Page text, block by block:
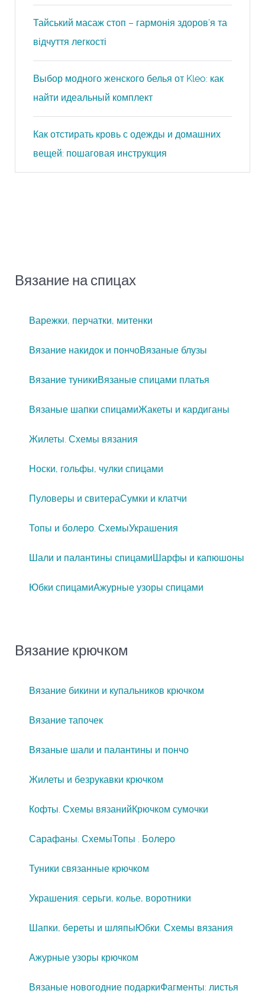
Тайський масаж стоп – гармонія здоров’я та
відчуття легкості
Выбор модного женского белья от Kleo: как
найти идеальный комплект
Как отстирать кровь с одежды и домашних
вещей: пошаговая инструкция
Вязание на спицах
Варежки, перчатки, митенки
Вязание накидок и пончоВязаные блузы
Вязание туникиВязаные спицами платья
Вязаные шапки спицамиЖакеты и кардиганы
Жилеты. Схемы вязания
Носки, гольфы, чулки спицами
Пуловеры и свитераСумки и клатчи
Топы и болеро. СхемыУкрашения
Шали и палантины спицамиШарфы и капюшоны
Юбки спицамиАжурные узоры спицами
Вязание крючком
Вязание бикини и купальников крючком
Вязание тапочек
Вязаные шали и палантины и пончо
Жилеты и безрукавки крючком
Кофты. Схемы вязанийКрючком сумочки
Сарафаны. СхемыТопы . Болеро
Туники связанные крючком
Украшения: серьги, колье, воротники
Шапки, береты и шляпыЮбки. Схемы вязания
Ажурные узоры крючком
Вязаные новогодние подаркиФагменты: листья